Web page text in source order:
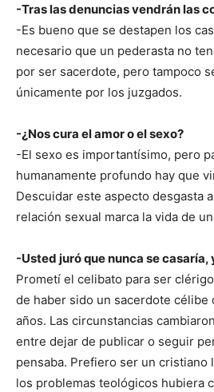
-Tras las denuncias vendrán las
-Es bueno que se destapen los
necesario que un pederasta no
por ser sacerdote, pero tampoco
únicamente por los juzgados.
-¿Nos cura el amor o el sexo?
-El sexo es importantísimo, pero
humanamente profundo hay que
Descuidar este aspecto desgasta
relación sexual marca la vida de
-Usted juró que nunca se casaría,
Prometí el celibato para ser
de haber sido un sacerdote célibe
años. Las circunstancias
entre dejar de publicar o seguir
pensaba. Prefiero ser un cristiano
los problemas teológicos hubiera